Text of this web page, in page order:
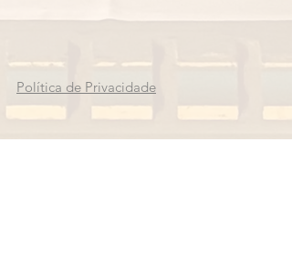
Política de Privacidade